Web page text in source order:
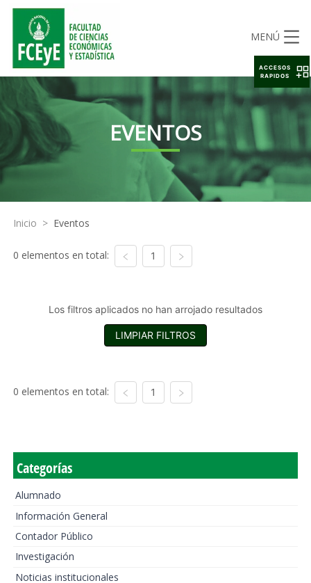
MENÚ
EVENTOS
Inicio > Eventos
0 elementos en total: 1
Los filtros aplicados no han arrojado resultados
LIMPIAR FILTROS
0 elementos en total: 1
Categorías
Alumnado
Información General
Contador Público
Investigación
Noticias institucionales
ACCESOS
RAPIDOS